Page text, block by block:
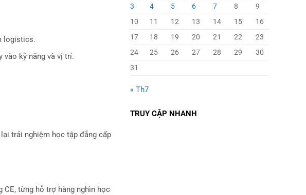
logistics.
vào kỹ năng và vị trí.
trải nghiệm học tập đẳng cấp
CE, từng hỗ trợ hàng nghìn học
3
4 5 6 7 8
9
10
11 12 13 14 15
16
17
18 19 20 21 22
23
24
25 26 27 28 29
30
31
« Th7
TRUY CẬP NHANH